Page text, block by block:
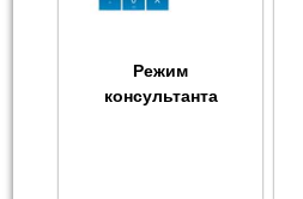
Режим
консультанта